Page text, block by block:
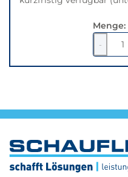
Menge:
-
1